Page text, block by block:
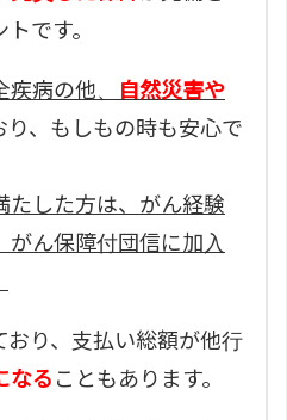
です。
病の他、
自然災害や
り、もしもの時も安心で
たした方は、がん経験
がん保障付団信に加入
り、支払い総額が他行
なる こともあります。